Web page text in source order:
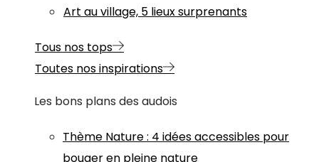
Art au village, 5 lieux surprenants
Tous nos tops
Toutes nos inspirations
Les bons plans des audois
Thème Nature: 4 idées accessibles pour
bouger en pleine nature